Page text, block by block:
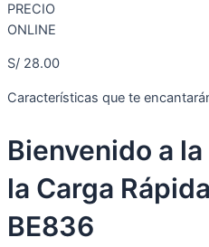
PRECIO
ONLINE
S/ 28.00
Características que te
Bienvenido a
la Carga
BE836